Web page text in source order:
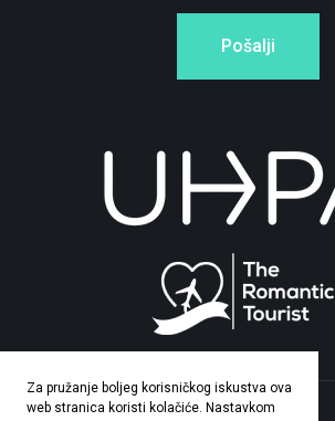
Za pružanje boljeg korisničkog iskustva ova
web stranica koristi kolačiće. Nastavkom
Pošalji